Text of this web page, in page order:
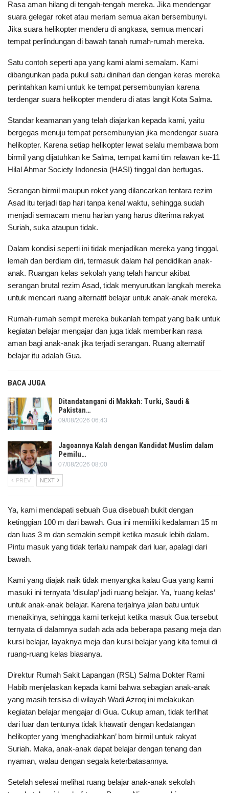
Rasa aman hilang di tengah-tengah mereka. Jika mendengar
suara gelegar roket atau meriam semua akan bersembunyi.
Jika suara helikopter menderu di angkasa, semua mencari
tempat perlindungan di bawah tanah rumah-rumah mereka.
Satu contoh seperti apa yang kami alami semalam. Kami
dibangunkan pada pukul satu dinihari dan dengan keras mereka
perintahkan kami untuk ke tempat persembunyian karena
terdengar suara helikopter menderu di atas langit Kota Salma.
Standar keamanan yang telah diajarkan kepada kami, yaitu
bergegas menuju tempat persembunyian jika mendengar suara
helikopter. Karena setiap helikopter lewat selalu membawa bom
birmil yang dijatuhkan ke Salma, tempat kami tim relawan ke-11
Hilal Ahmar Society Indonesia (HASI) tinggal dan bertugas.
Serangan birmil maupun roket yang dilancarkan tentara rezim
Asad itu terjadi tiap hari tanpa kenal waktu, sehingga sudah
menjadi semacam menu harian yang harus diterima rakyat
Suriah, suka ataupun tidak.
Dalam kondisi seperti ini tidak menjadikan mereka yang tinggal,
lemah dan berdiam diri, termasuk dalam hal pendidikan anak-
anak. Ruangan kelas sekolah yang telah hancur akibat
serangan brutal rezim Asad, tidak menyurutkan langkah mereka
untuk mencari ruang alternatif belajar untuk anak-anak mereka.
Rumah-rumah sempit mereka bukanlah tempat yang baik untuk
kegiatan belajar mengajar dan juga tidak memberikan rasa
aman bagi anak-anak jika terjadi serangan. Ruang alternatif
belajar itu adalah Gua.
BACA JUGA
Ditandatangani di Makkah: Turki, Saudi &
Pakistan…
09/08/2026 06:43
Jagoannya Kalah dengan Kandidat Muslim dalam
Pemilu…
07/08/2026 08:00
PREV NEXT
Ya, kami mendapati sebuah Gua disebuah bukit dengan
ketinggian 100 m dari bawah. Gua ini memiliki kedalaman 15 m
dan luas 3 m dan semakin sempit ketika masuk lebih dalam.
Pintu masuk yang tidak terlalu nampak dari luar, apalagi dari
bawah.
Kami yang diajak naik tidak menyangka kalau Gua yang kami
masuki ini ternyata ‘disulap’ jadi ruang belajar. Ya, ‘ruang kelas’
untuk anak-anak belajar. Karena terjalnya jalan batu untuk
menaikinya, sehingga kami terkejut ketika masuk Gua tersebut
ternyata di dalamnya sudah ada ada beberapa pasang meja dan
kursi belajar, layaknya meja dan kursi belajar yang kita temui di
ruang-ruang kelas biasanya.
Direktur Rumah Sakit Lapangan (RSL) Salma Dokter Rami
Habib menjelaskan kepada kami bahwa sebagian anak-anak
yang masih tersisa di wilayah Wadi Azroq ini melakukan
kegiatan belajar mengajar di Gua. Cukup aman, tidak terlihat
dari luar dan tentunya tidak khawatir dengan kedatangan
helikopter yang ‘menghadiahkan’ bom birmil untuk rakyat
Suriah. Maka, anak-anak dapat belajar dengan tenang dan
nyaman, walau dengan segala keterbatasannya.
Setelah selesai melihat ruang belajar anak-anak sekolah